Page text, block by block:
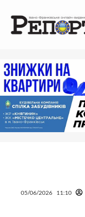
вмісту
05/06/2026 11:10